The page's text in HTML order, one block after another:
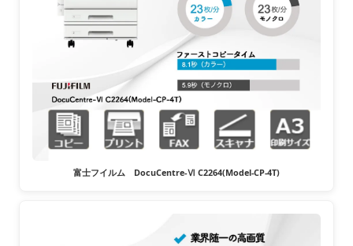
富士フイルム DocuCentre-Ⅵ C2264(Model-CP-4T)